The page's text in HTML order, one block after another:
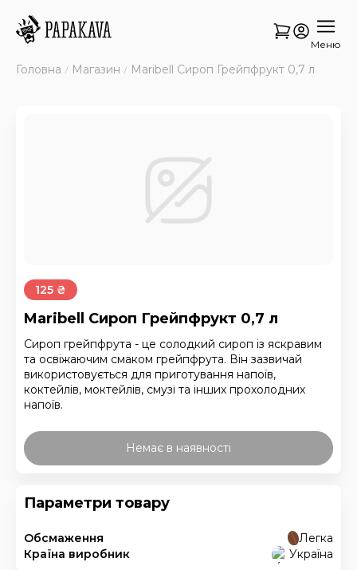
Меню
Головна Магазин Maribell Сироп Грейпфрукт 0,7 л
125 ₴
Maribell Сироп Грейпфрукт 0,7 л
Сироп грейпфрута - це солодкий сироп із яскравим
та освіжаючим смаком грейпфрута. Він зазвичай
використовується для приготування напоїв,
коктейлів, моктейлів, смузі та інших прохолодних
напоїв.
Немає в наявності
Параметри товару
Обсмаження
Легка
Країна виробник
Україна